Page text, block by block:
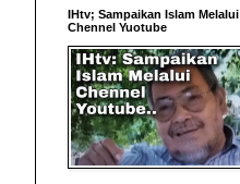
IHtv; Sampaikan Islam Melalui
Chennel Yuotube